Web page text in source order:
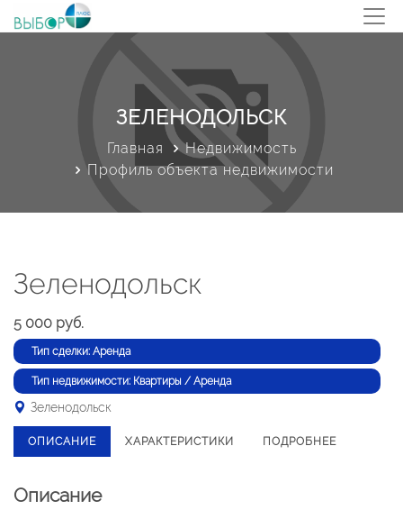
ЗЕЛЕНОДОЛЬСК
Главная
Недвижимость
Профиль объекта недвижимости
Зеленодольск
5 000 руб.
Тип сделки: Аренда
Тип недвижимости: Квартиры / Аренда
Зеленодольск
ОПИСАНИЕ ХАРАКТЕРИСТИКИ ПОДРОБНЕЕ
Описание